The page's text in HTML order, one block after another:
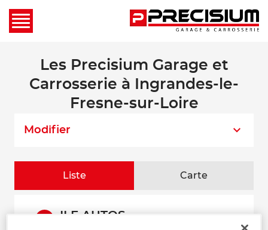
Les Precisium Garage et
Carrosserie à Ingrandes-le-
Fresne-sur-Loire
Modifier
Liste Carte
ILF AUTOS